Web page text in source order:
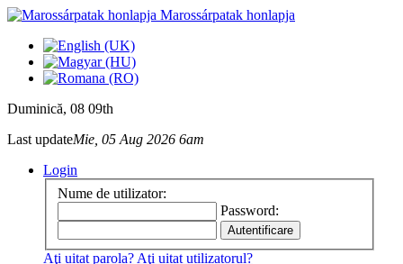
Marossárpatak honlapja
Duminică, 08 09th
Last updateMie, 05 Aug 2026 6am
Login
Nume de utilizator:
Password:
Aţi uitat parola? Aţi uitat utilizatorul?